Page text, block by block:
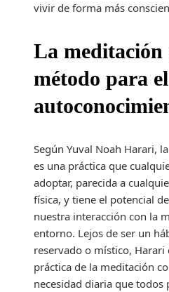
vivir de forma más
La meditación
método para el
Según Yuval Noah Harari,
es una práctica que
adoptar, parecida a
física, y tiene el potencial
nuestra interacción con la
entorno. Lejos de ser un
reservado o místico, Harari
práctica de la meditación
necesidad diaria que todos